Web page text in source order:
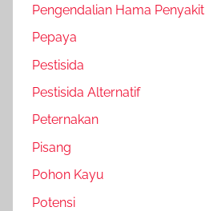
Pengendalian Hama Penyakit
Pepaya
Pestisida
Pestisida Alternatif
Peternakan
Pisang
Pohon Kayu
Potensi